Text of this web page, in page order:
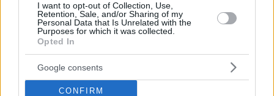
I want to opt-out of Collection, Use,
Retention, Sale, and/or Sharing of my
Personal Data that Is Unrelated with the
Purposes for which it was collected.
Opted In
Google consents
CONFIRM